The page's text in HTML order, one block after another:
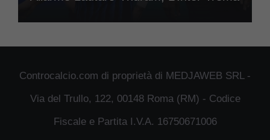
Controcalcio.com di proprietà di MEDJAWEB SRL -
Via del Trullo, 122, 00148 Roma (RM) - Codice
Fiscale e Partita I.V.A. 16750671006